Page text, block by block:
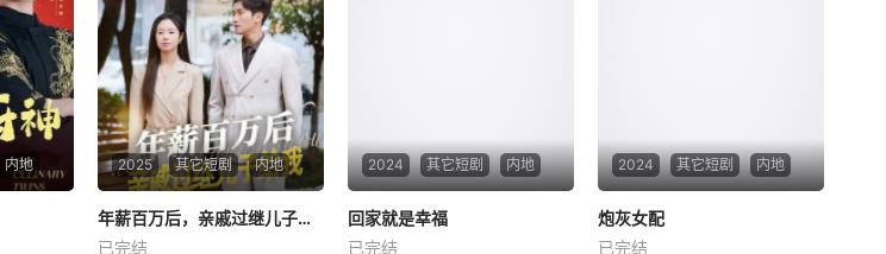
内地 2025 其它短剧 内地
年薪百万后，亲戚过继儿子给我年薪百万后，亲戚过继儿子给我
已完结
2024 其它短剧 内地
回家就是幸福
回家就是幸福
已完结
2024 其它短剧 内地
炮灰女配
炮灰女配
已完结